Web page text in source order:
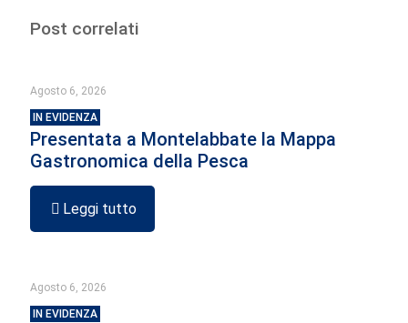
Post correlati
Agosto 6, 2026
IN EVIDENZA
Presentata a Montelabbate la Mappa
Gastronomica della Pesca
Leggi tutto
Agosto 6, 2026
IN EVIDENZA